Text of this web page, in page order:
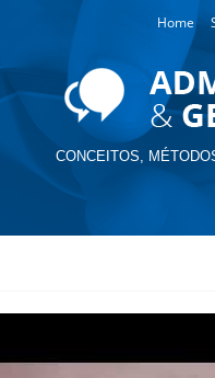
Home
CONCEITOS,